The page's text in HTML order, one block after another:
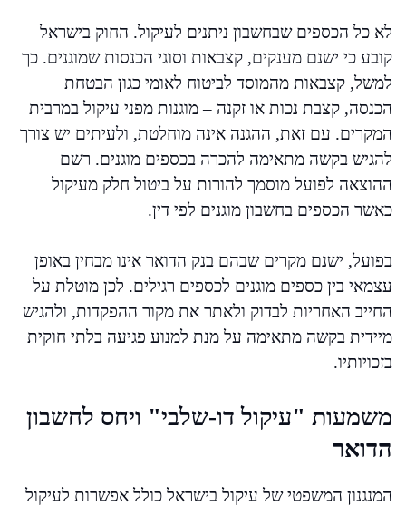
לא כל הכספים שבחשבון ניתנים לעיקול. החוק בישראל
קובע כי ישנם מענקים, קצבאות וסוגי הכנסות שמוגנים. כך
למשל, קצבאות מהמוסד לביטוח לאומי כגון הבטחת
הכנסה, קצבת נכות או זקנה – מוגנות מפני עיקול במרבית
המקרים. עם זאת, ההגנה אינה מוחלטת, ולעיתים יש צורך
להגיש בקשה מתאימה להכרה בכספים מוגנים. רשם
ההוצאה לפועל מוסמך להורות על ביטול חלק מעיקול
כאשר הכספים בחשבון מוגנים לפי דין.
בפועל, ישנם מקרים שבהם בנק הדואר אינו מבחין באופן
עצמאי בין כספים מוגנים לכספים רגילים. לכן מוטלת על
החייב האחריות לבדוק ולאתר את מקור ההפקדות, ולהגיש
מיידית בקשה מתאימה על מנת למנוע פגיעה בלתי חוקית
בזכויותיו.
משמעות "עיקול דו-שלבי" ויחס לחשבון
הדואר
המנגנון המשפטי של עיקול בישראל כולל אפשרות לעיקול